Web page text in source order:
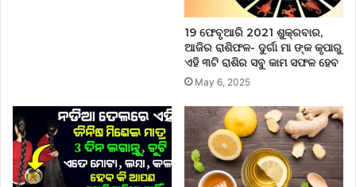
19 ଫେବୃଆରି 2021 ଶୁକ୍ରବାର,
ଆଜିର ରାଶିଫଳ- ଦୁର୍ଗା ମା ଙ୍କ କୃପାରୁ
ଏହି ୩ଟି ରାଶିର ସବୁ କାମ ସଫଳ ହେବ
May 6, 2025